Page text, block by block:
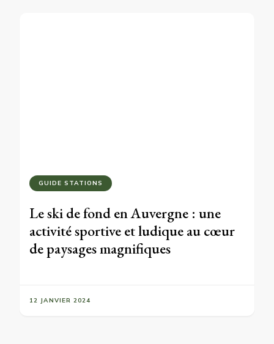
GUIDE STATIONS
Le ski de fond en Auvergne : une
activité sportive et ludique au cœur
de paysages magnifiques
12 JANVIER 2024